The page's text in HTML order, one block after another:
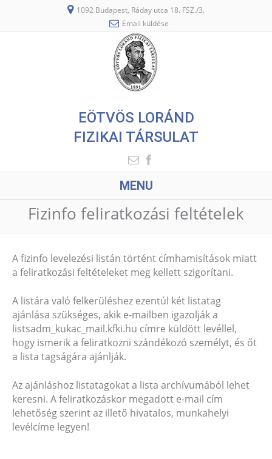
1092 Budapest, Ráday utca 18. FSZ./3.
Email küldése
EÖTVÖS LORÁND
FIZIKAI TÁRSULAT
MENU
Fizinfo feliratkozási feltételek
A fizinfo levelezési listán történt címhamisítások miatt
a feliratkozási feltételeket meg kellett szigorítani.
A listára való felkerüléshez ezentúl két listatag
ajánlása szükséges, akik e-mailben igazolják a
listsadm_kukac_mail.kfki.hu címre küldött levéllel,
hogy ismerik a feliratkozni szándékozó személyt, és őt
a lista tagságára ajánlják.
Az ajánláshoz listatagokat a lista archívumából lehet
keresni. A feliratkozáskor megadott e-mail cím
lehetőség szerint az illető hivatalos, munkahelyi
levélcíme legyen!